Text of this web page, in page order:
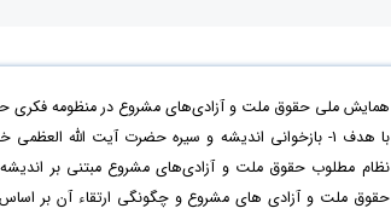
همایش ملی حقوق ملت و آزادی‌های مشروع در منظومه فکری
حقوق ملت و آزادی های مشروع و چگونگی ارتقاء آن بر اساس